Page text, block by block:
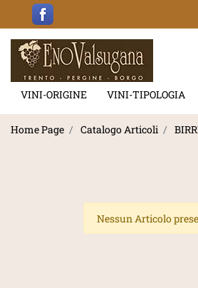
VINI-ORIGINE VINI-TIPOLOGIA
Home Page Catalogo Articoli
Nessun Articolo